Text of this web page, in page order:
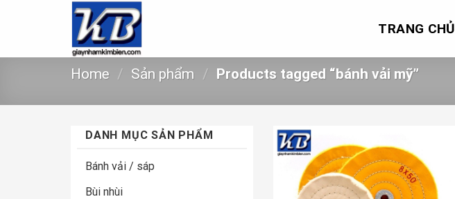
TRANG CHỦ
Home / Sản phẩm / Products tagged “bánh vải mỹ”
DANH MỤC SẢN PHẨM
Bánh vải / sáp
Bùi nhùi